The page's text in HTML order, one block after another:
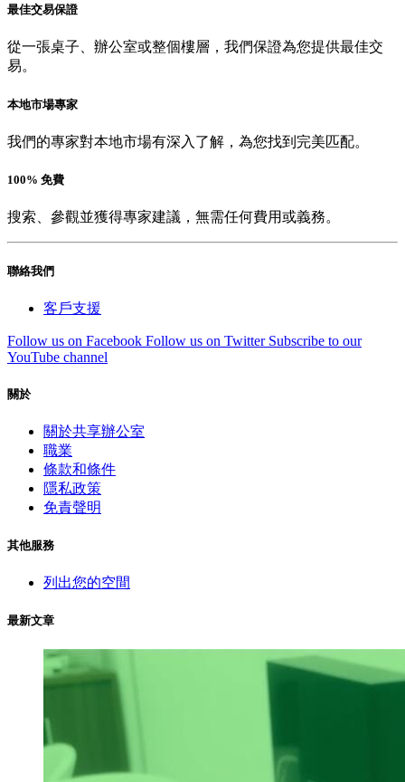
最佳交易保證
從一張桌子、辦公室或整個樓層，我們保證為您提供最佳交
易。
本地市場專家
我們的專家對本地市場有深入了解，為您找到完美匹配。
100% 免費
搜索、參觀並獲得專家建議，無需任何費用或義務。
聯絡我們
客戶支援
Follow us on Facebook Follow us on Twitter Subscribe to our
YouTube channel
關於
關於共享辦公室
職業
條款和條件
隱私政策
免責聲明
其他服務
列出您的空間
最新文章